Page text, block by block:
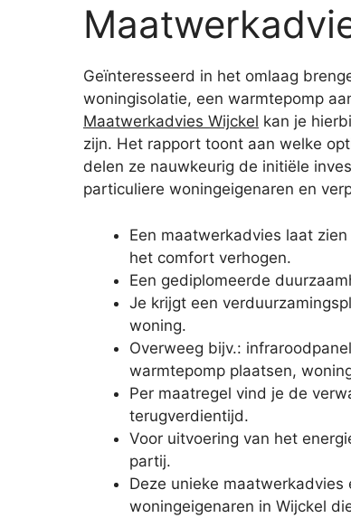
Geïnteresseerd in het omlaag
woningisolatie, een warmtepomp
Maatwerkadvies Wijckel kan je
zijn. Het rapport toont aan welke
delen ze nauwkeurig de initiële
particuliere woningeigenaren en
Een maatwerkadvies laat
het comfort verhogen.
Een gediplomeerde
Je krijgt een
woning.
Overweeg bijv.:
warmtepomp plaatsen,
Per maatregel vind je de
terugverdientijd.
Voor uitvoering van het
partij.
Deze unieke
woningeigenaren in Wijckel